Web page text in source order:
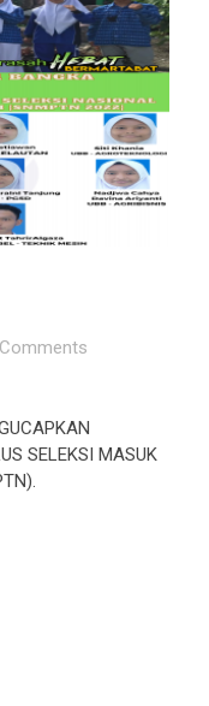
Comments
SELEKSI MASUK